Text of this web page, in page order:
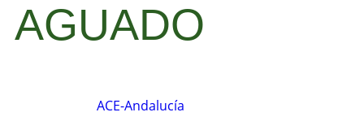
AGUADO
ACE-Andalucía